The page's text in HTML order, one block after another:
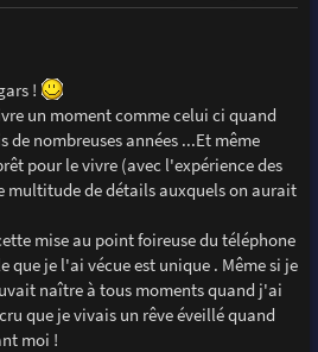
!
un moment comme celui ci quand
de nombreuses années ...Et même
pour le vivre (avec l'expérience des
multitude de détails auxquels on aurait
mise au point foireuse du téléphone
que je l'ai vécue est unique . Même si je
naître à tous moments quand j'ai
que je vivais un rêve éveillé quand
moi !